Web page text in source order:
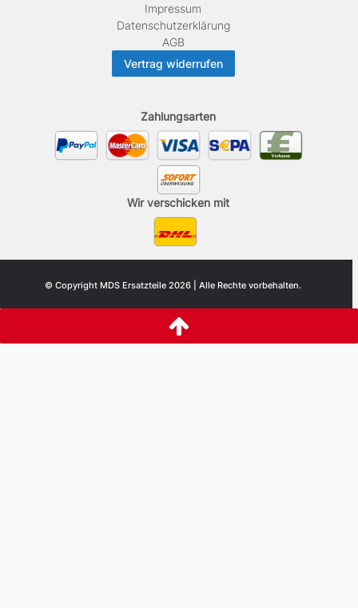
Impressum
Daten­schutz­erklärung
AGB
Vertrag widerrufen
Zahlungsarten
Wir verschicken mit
© Copyright MDS Ersatzteile 2026 | Alle Rechte vorbehalten.